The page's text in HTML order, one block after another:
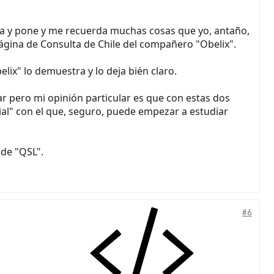
pone y me recuerda muchas cosas que yo, antaño,
de Consulta de Chile del compañero "Obelix".
lo demuestra y lo deja bién claro.
pero mi opinión particular es que con estas dos
con el que, seguro, puede empezar a estudiar
"QSL".
#6